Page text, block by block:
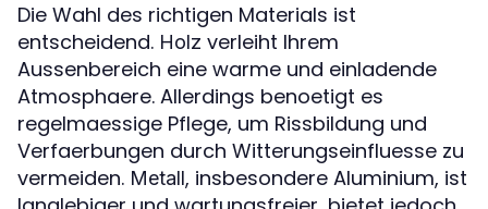
Die Wahl des richtigen Materials ist
entscheidend. Holz verleiht Ihrem
Aussenbereich eine warme und einladende
Atmosphaere. Allerdings benoetigt es
regelmaessige Pflege, um Rissbildung und
Verfaerbungen durch Witterungseinfluesse zu
vermeiden. Metall, insbesondere Aluminium, ist